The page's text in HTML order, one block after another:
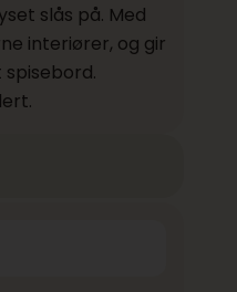
slås på. Med
interiører, og gir